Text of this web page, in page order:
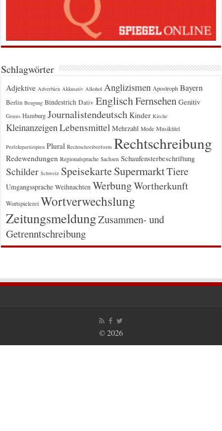
Schlagwörter
Adjektive Adverbien Akkusativ Alkohol Anglizismen Apostroph Bayern
Berlin Beugung Bindestrich Dativ EnglischFernsehen Genitiv
Genus Hamburg Journalistendeutsch Kinder Kirche
KleinanzeigenLebensmittel Mehrzahl Mode Musiktitel
Perfektpartizipien Plural Rechtschreibreform Rechtschreibung
Redewendungen Regionalsprache Sachsen Schaufensterbeschriftung
Schilder Schweiz Speisekarte SupermarktTiere
Umgangssprache Weihnachten WerbungWortherkunft
Wortspielerei Wortverwechslung
ZeitungsmeldungZusammen- und
Getrenntschreibung
© 2026